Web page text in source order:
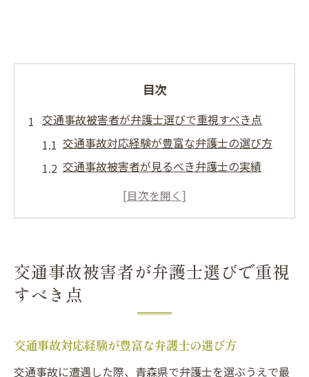
目次
交通事故被害者が弁護士選びで重視すべき点
交通事故対応経験が豊富な弁護士の選び方
交通事故被害者が見るべき弁護士の実績
交通事故相談で信頼できる法律事務所の特
交通事故に詳しい弁護士へ依頼時の注意点
信頼できる弁護士を見極める交通事故の秘訣
交通事故で信頼性を判断する弁護士の特徴
交通事故に強い事務所の口コミや実績の活
交通事故被害者が弁護士選びで重視
すべき点
交通事故対応経験が豊富な弁護士の選び方
交通事故に遭遇した際、青森県で弁護士を選ぶうえで最